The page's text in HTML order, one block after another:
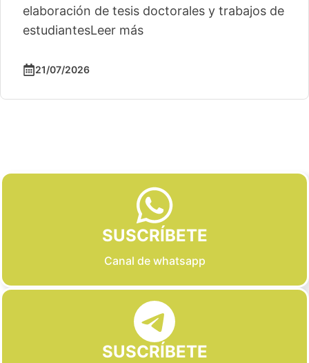
elaboración de tesis doctorales y trabajos de
estudiantesLeer más
21/07/2026
SUSCRÍBETE
Canal de whatsapp
SUSCRÍBETE